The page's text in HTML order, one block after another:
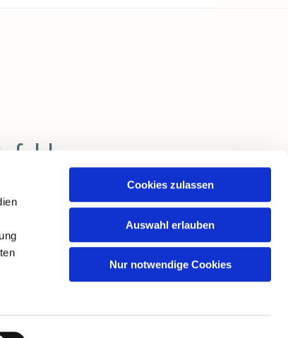
Cookies zulassen
Auswahl erlauben
Nur notwendige Cookies